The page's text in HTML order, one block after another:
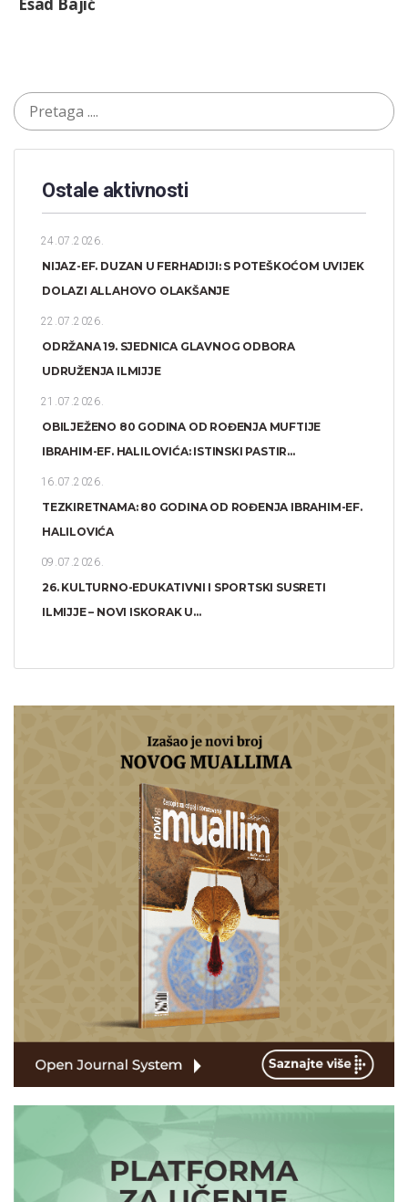
Esad Bajić
Ostale aktivnosti
24.07.2026.
NIJAZ-EF. DUZAN U FERHADIJI: S POTEŠKOĆOM UVIJEK
DOLAZI ALLAHOVO OLAKŠANJE
22.07.2026.
ODRŽANA 19. SJEDNICA GLAVNOG ODBORA
UDRUŽENJA ILMIJJE
21.07.2026.
OBILJEŽENO 80 GODINA OD ROĐENJA MUFTIJE
IBRAHIM-EF. HALILOVIĆA: ISTINSKI PASTIR...
16.07.2026.
TEZKIRETNAMA: 80 GODINA OD ROĐENJA IBRAHIM-EF.
HALILOVIĆA
09.07.2026.
26. KULTURNO-EDUKATIVNI I SPORTSKI SUSRETI
ILMIJJE – NOVI ISKORAK U...